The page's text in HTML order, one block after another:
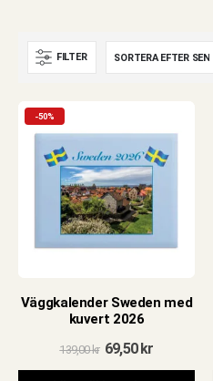
FILTER
-50%
Väggkalender Sweden med
kuvert 2026
139,00kr Det
ursprungliga
69,50krDet